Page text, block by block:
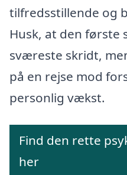
tilfredsstillende og
Husk, at den første
sværeste skridt,
på en rejse mod
personlig vækst.
Find den rette
her